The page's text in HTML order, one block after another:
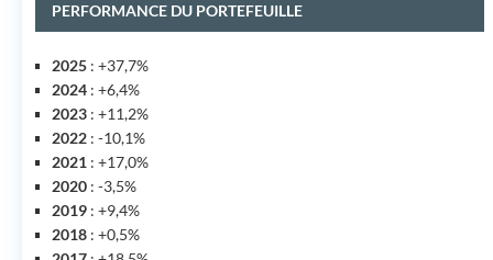
PERFORMANCE DU PORTEFEUILLE
2025 : +37,7%
2024 : +6,4%
2023 : +11,2%
2022 : -10,1%
2021 : +17,0%
2020 : -3,5%
2019 : +9,4%
2018 : +0,5%